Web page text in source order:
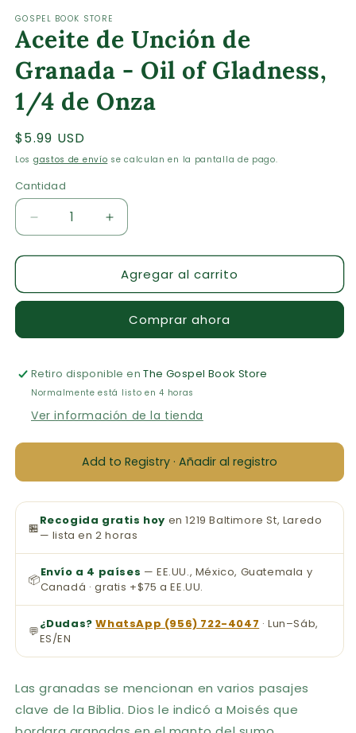
multimedia
en
ventana
modal
GOSPEL BOOK STORE
Aceite de Unción de
Granada - Oil of Gladness,
1/4 de Onza
Precio
habitual
$5.99 USD
Los gastos de envío se calculan en la pantalla de pago.
Cantidad
Cantidad
Reducir
cantidad
para
de
Granada
Oil
of
Gladness,
1/4
de
Aumentar
cantidad
para
Aceite
de
Granada
Oil
of
Gladness,
1/4
de
Onza
Agregar al carrito
Comprar ahora
Retiro disponible enThe Gospel Book Store
Normalmente está listo en 4 horas
Ver información de la tienda
Add to Registry · Añadir al registro
🏪Recogida gratis hoy en 1219 Baltimore St, Laredo
— lista en 2 horas
📦Envío a 4 países — EE.UU., México, Guatemala y
Canadá · gratis +$75 a EE.UU.
💬¿Dudas? WhatsApp (956) 722-4047 · Lun–Sáb,
ES/EN
Las granadas se mencionan en varios pasajes
clave de la Biblia. Dios le indicó a Moisés que